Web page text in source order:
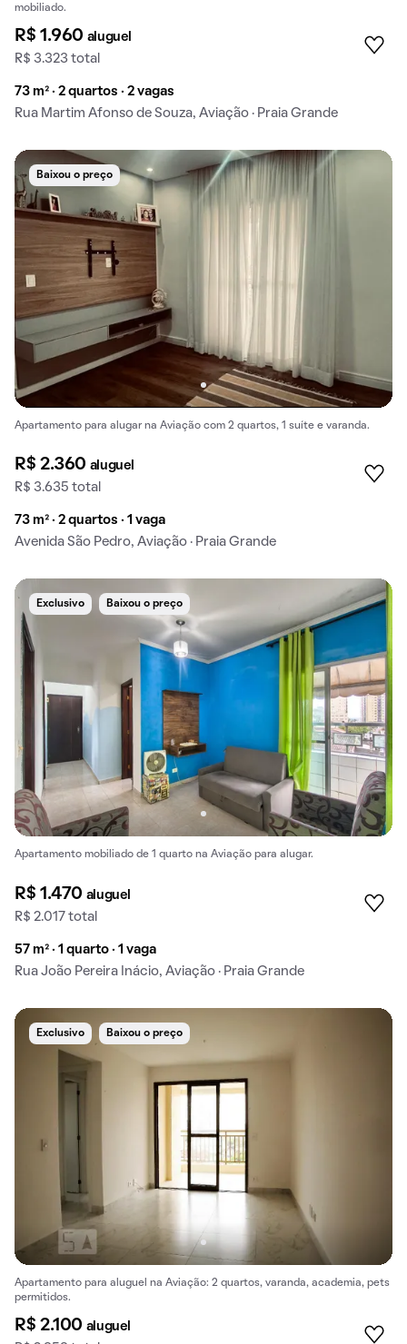
mobiliado.
R$ 1.960 aluguel
R$ 3.323 total
73 m² · 2 quartos · 2 vagas
Rua Martim Afonso de Souza, Aviação · Praia Grande
Baixou o preço
Apartamento para alugar na Aviação com 2 quartos, 1 suíte e varanda.
R$ 2.360 aluguel
R$ 3.635 total
73 m² · 2 quartos · 1 vaga
Avenida São Pedro, Aviação · Praia Grande
Exclusivo Baixou o preço
Apartamento mobiliado de 1 quarto na Aviação para alugar.
R$ 1.470 aluguel
R$ 2.017 total
57 m² · 1 quarto · 1 vaga
Rua João Pereira Inácio, Aviação · Praia Grande
Exclusivo Baixou o preço
Apartamento para aluguel na Aviação: 2 quartos, varanda, academia, pets
permitidos.
R$ 2.100 aluguel